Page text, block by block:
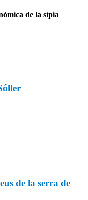
de la sípia
de la serra de